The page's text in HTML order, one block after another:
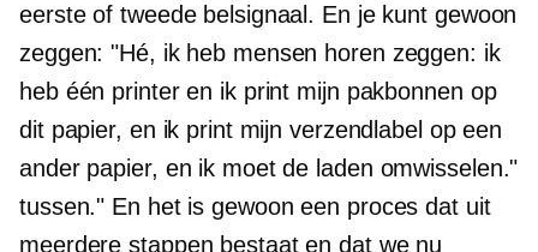
eerste of tweede belsignaal. En je kunt gewoon
zeggen: "Hé, ik heb mensen horen zeggen: ik
heb één printer en ik print mijn pakbonnen op
dit papier, en ik print mijn verzendlabel op een
ander papier, en ik moet de laden omwisselen."
tussen." En het is gewoon een proces dat uit
meerdere stappen bestaat en dat we nu